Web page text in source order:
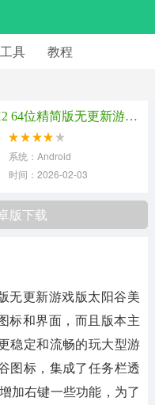
工具 教程
不忘初心Win10 22H2 64位精简版无更新游戏版(太阳谷) [19045.7058]v2026.3
系统：Android
时间：2026-02-03
版下载
无更新游戏版太阳谷美
标和界面，而且版本主
稳定和流畅的玩大型游
图标，集成了任务栏透
加右键一些功能，为了